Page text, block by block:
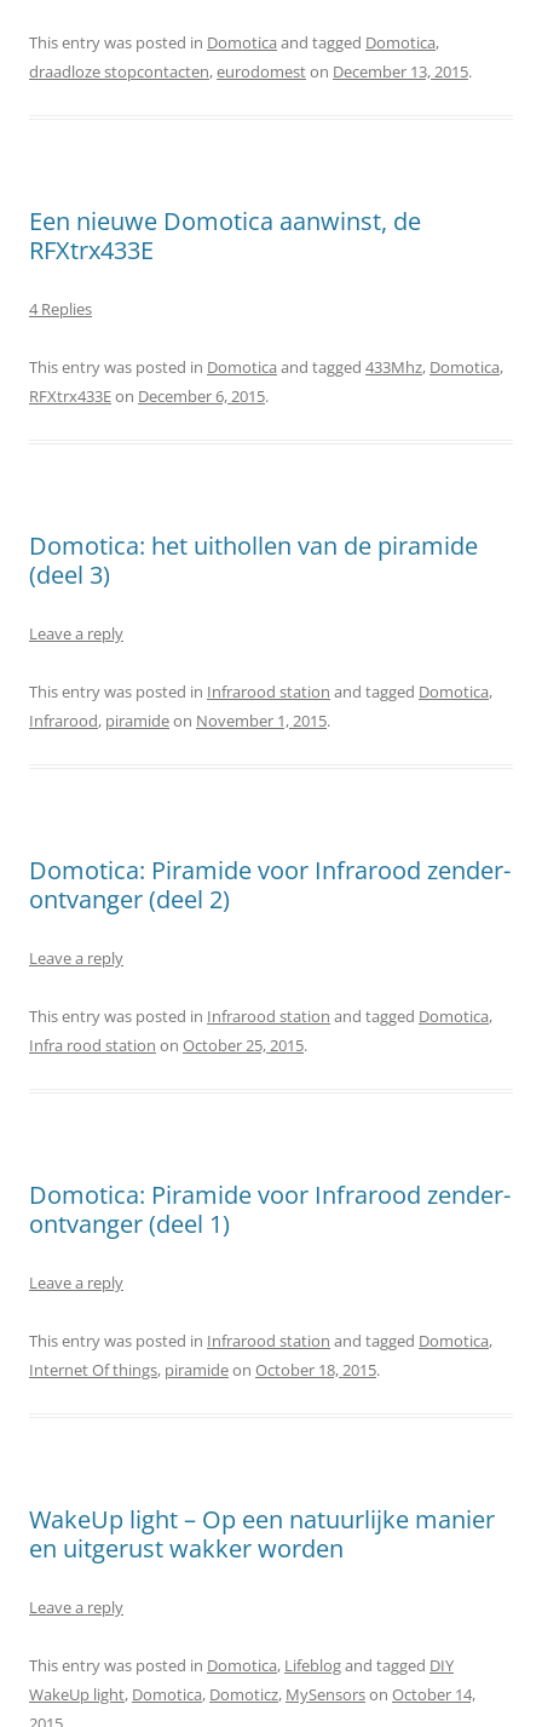
This entry was posted in Domotica and tagged Domotica,
draadloze stopcontacten,eurodomeston December 13, 2015.
Een nieuwe Domotica aanwinst, de
RFXtrx433E
4 Replies
This entry was posted in Domotica and tagged 433Mhz, Domotica,
RFXtrx433Eon December 6, 2015.
Domotica: het uithollen van de piramide
(deel 3)
Leave a reply
This entry was posted in Infrarood station and tagged Domotica,
Infrarood, piramideon November 1, 2015.
Domotica: Piramide voor Infrarood zender-
ontvanger (deel 2)
Leave a reply
This entry was posted in Infrarood station and tagged Domotica,
Infra rood station on October 25, 2015.
Domotica: Piramide voor Infrarood zender-
ontvanger (deel 1)
Leave a reply
This entry was posted in Infrarood station and tagged Domotica,
Internet Of things, piramideon October 18, 2015.
WakeUp light – Op een natuurlijke manier
en uitgerust wakker worden
Leave a reply
This entry was posted in Domotica, Lifeblogand tagged DIY
WakeUp light, Domotica, Domoticz, MySensorson October 14,